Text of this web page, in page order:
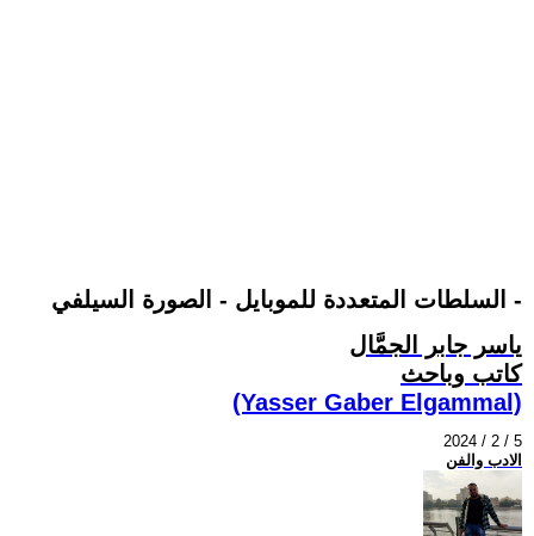
السلطات المتعددة للموبايل - الصورة السيلفي -
ياسر جابر الجمَّال
كاتب وباحث
(Yasser Gaber Elgammal)
2024 / 2 / 5
الادب والفن